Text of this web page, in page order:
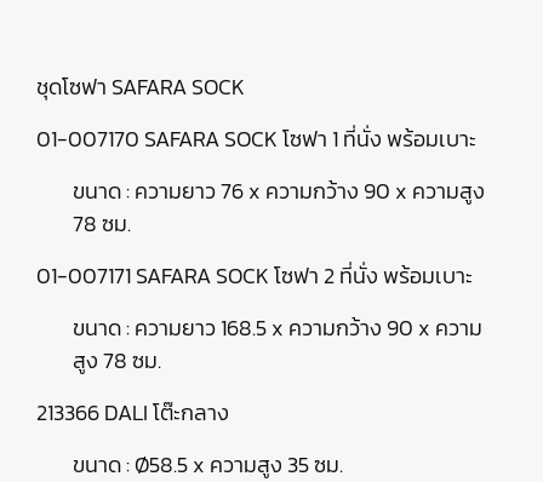
ชุดโซฟา SAFARA SOCK
01-007170 SAFARA SOCK โซฟา 1 ที่นั่ง พร้อมเบาะ
ขนาด : ความยาว 76 x ความกว้าง 90 x ความสูง
78 ซม.
01-007171 SAFARA SOCK โซฟา 2 ที่นั่ง พร้อมเบาะ
ขนาด : ความยาว 168.5 x ความกว้าง 90 x ความ
สูง 78 ซม.
213366 DALI โต๊ะกลาง
ขนาด : Ø58.5 x ความสูง 35 ซม.